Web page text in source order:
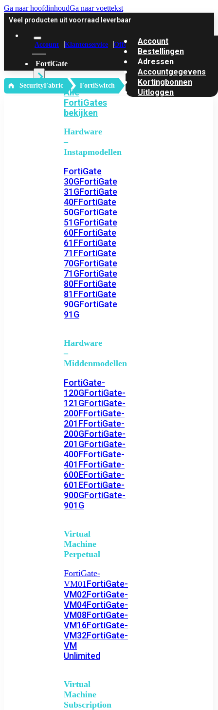
Ga naar hoofdinhoudGa naar voettekst
Veel producten uit voorraad leverbaar
Account Klantenservice Offerte
FortiGate
Alle
FortiGates
bekijken
Hardware
–
Instapmodellen
FortiGate
30GFortiGate
31GFortiGate
40FFortiGate
50GFortiGate
51GFortiGate
60FFortiGate
61FFortiGate
71FFortiGate
70GFortiGate
71GFortiGate
80FFortiGate
81FFortiGate
90GFortiGate
91G
Hardware
–
Middenmodellen
FortiGate-
120GFortiGate-
121GFortiGate-
200FFortiGate-
201FFortiGate-
200GFortiGate-
201GFortiGate-
400FFortiGate-
401FFortiGate-
600EFortiGate-
601EFortiGate-
900GFortiGate-
901G
Virtual
Machine
Perpetual
FortiGate-
VM01FortiGate-
VM02FortiGate-
VM04FortiGate-
VM08FortiGate-
VM16FortiGate-
VM32FortiGate-
VM
Unlimited
Virtual
Machine
Subscription
Account
Bestellingen
Adressen
Accountgegevens
Kortingbonnen
Uitloggen
‎ SecurityFabric FortiSwitch